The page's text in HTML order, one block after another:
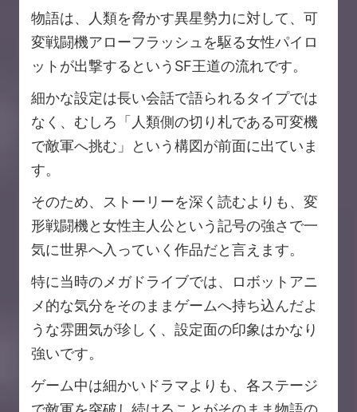
物語は、人類を脅かす異星勢力に対して、可
変戦闘機アローフラッシュを駆る女性パイロ
ットが出撃するというSF王道の流れです。
細かな設定は長い会話で語られるタイプでは
なく、むしろ「人類側の切り札である可変機
で敵軍へ挑む」という構図が前面に出ていま
す。
そのため、ストーリーを深く読むよりも、変
形戦闘機と女性主人公という記号の強さで一
気に世界へ入っていく作品だと言えます。
特に当時のメガドライブでは、ロボットアニ
メ的な気分をそのままゲームへ持ち込んだよ
うな雰囲気が珍しく、設定面の印象はかなり
強いです。
ゲーム中は細かいドラマよりも、各ステージ